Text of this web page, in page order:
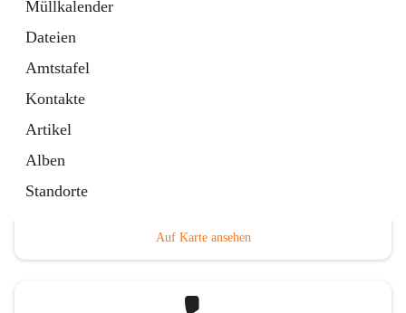
Müllkalender
Dateien
Amtstafel
Kontakte
Artikel
Alben
Standorte
Auf Karte ansehen